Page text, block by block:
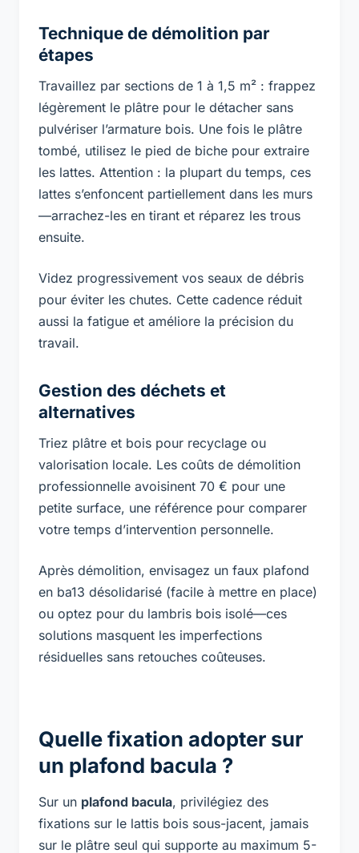
Technique de démolition par
étapes
Travaillez par sections de 1 à 1,5 m² : frappez
légèrement le plâtre pour le détacher sans
pulvériser l’armature bois. Une fois le plâtre
tombé, utilisez le pied de biche pour extraire
les lattes. Attention : la plupart du temps, ces
lattes s’enfoncent partiellement dans les murs
—arrachez-les en tirant et réparez les trous
ensuite.
Videz progressivement vos seaux de débris
pour éviter les chutes. Cette cadence réduit
aussi la fatigue et améliore la précision du
travail.
Gestion des déchets et
alternatives
Triez plâtre et bois pour recyclage ou
valorisation locale. Les coûts de démolition
professionnelle avoisinent 70 € pour une
petite surface, une référence pour comparer
votre temps d’intervention personnelle.
Après démolition, envisagez un faux plafond
en ba13 désolidarisé (facile à mettre en place)
ou optez pour du lambris bois isolé—ces
solutions masquent les imperfections
résiduelles sans retouches coûteuses.
Quelle fixation adopter sur
un plafond bacula ?
Sur un plafond bacula, privilégiez des
fixations sur le lattis bois sous-jacent, jamais
sur le plâtre seul qui supporte au maximum 5-